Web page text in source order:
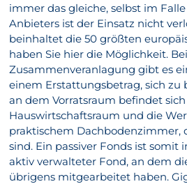
immer das gleiche, selbst im
Anbieters ist der Einsatz nicht
beinhaltet die 50 größten
haben Sie hier die Möglichkeit.
Zusammenveranlagung gibt es
einem Erstattungsbetrag, sich zu
an dem Vorratsraum befindet
Hauswirtschaftsraum und die
praktischem Dachbodenzimmer,
sind. Ein passiver Fonds ist somit
aktiv verwalteter Fond, an dem
übrigens mitgearbeitet haben.